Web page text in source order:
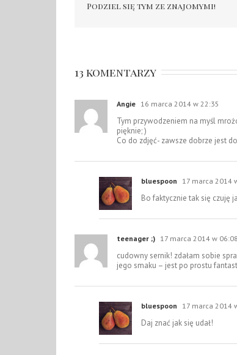
Podziel się tym ze znajomymi!
13 komentarzy
Angie 16 marca 2014 w 22:35
Tym przywodzeniem na myśl
pięknie; )
Co do zdjęć- zawsze dobrze jest
bluespoon 17 marca 2014
Bo faktycznie tak się czuję
teenager ;) 17 marca 2014 w 06:08
cudowny sernik! zdałam sobie
jego smaku – jest po prostu
bluespoon 17 marca 2014
Daj znać jak się udał!